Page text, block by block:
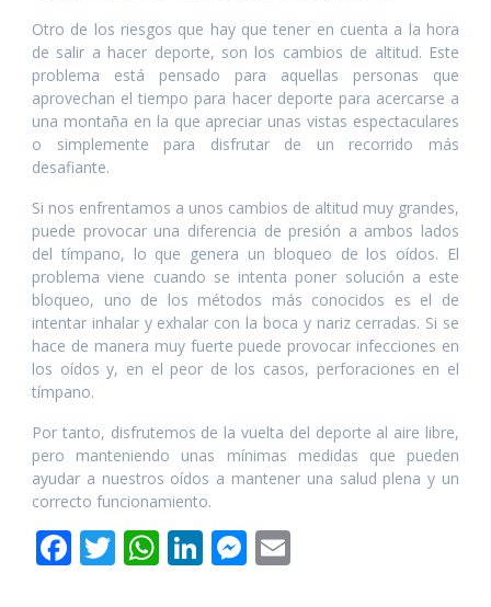
Otro de los riesgos que hay que tener en cuenta a la hora
de salir a hacer deporte, son los cambios de altitud. Este
problema está pensado para aquellas personas que
aprovechan el tiempo para hacer deporte para acercarse a
una montaña en la que apreciar unas vistas espectaculares
o simplemente para disfrutar de un recorrido más
desafiante.
Si nos enfrentamos a unos cambios de altitud muy grandes,
puede provocar una diferencia de presión a ambos lados
del tímpano, lo que genera un bloqueo de los oídos. El
problema viene cuando se intenta poner solución a este
bloqueo, uno de los métodos más conocidos es el de
intentar inhalar y exhalar con la boca y nariz cerradas. Si se
hace de manera muy fuerte puede provocar infecciones en
los oídos y, en el peor de los casos, perforaciones en el
tímpano.
Por tanto, disfrutemos de la vuelta del deporte al aire libre,
pero manteniendo unas mínimas medidas que pueden
ayudar a nuestros oídos a mantener una salud plena y un
correcto funcionamiento.
F T W Li M